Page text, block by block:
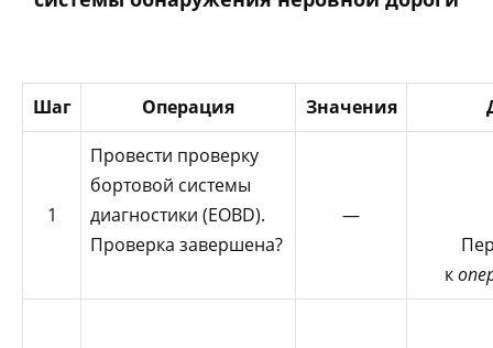
Шаг Операция Значения
1
Провести проверку
бортовой системы
диагностики (EOBD).
Проверка завершена?
—
к